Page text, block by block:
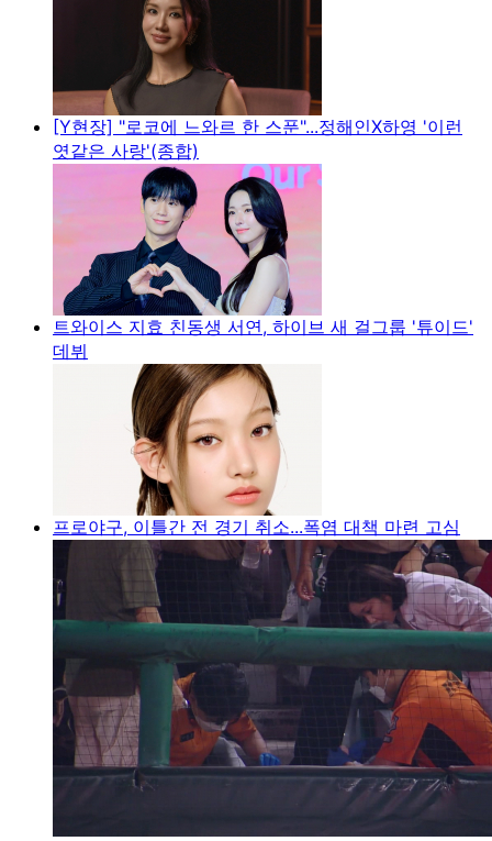
[Y현장] "로코에 느와르 한 스푼"...정해인X하영 '이런
엿같은 사랑'(종합)
트와이스 지효 친동생 서연, 하이브 새 걸그룹 '튜이드'
데뷔
프로야구, 이틀간 전 경기 취소...폭염 대책 마련 고심